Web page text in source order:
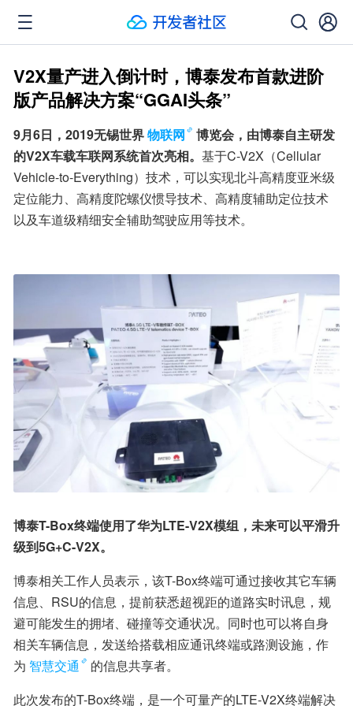
V2X量产进入倒计时，博泰发布首款进阶
版产品解决方案“GGAI头条”
9月6日，2019无锡世界物联网
博览会，由博泰自主研发
的V2X车载车联网系统首次亮相。 基于C-V2X（Cellular
Vehicle-to-Everything）技术，可以实现北斗高精度亚米级
定位能力、高精度陀螺仪惯导技术、高精度辅助定位技术
以及车道级精细安全辅助驾驶应用等技术。
博泰T-Box终端使用了华为LTE-V2X模组，未来可以平滑升
级到5G+C-V2X。
博泰相关工作人员表示，该T-Box终端可通过接收其它车辆
信息、RSU的信息，提前获悉超视距的道路实时讯息，规
避可能发生的拥堵、碰撞等交通状况。同时也可以将自身
相关车辆信息，发送给搭载相应通讯终端或路测设施，作
为 智慧交通
的信息共享者。
此次发布的T-Box终端，是一个可量产的LTE-V2X终端解决